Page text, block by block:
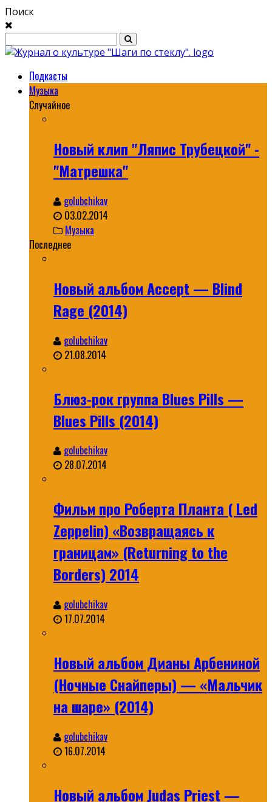
Поиск
Подкасты
Музыка
Случайное
Новый клип "Ляпис Трубецкой" -
"Матрешка"
golubchikav
03.02.2014
Музыка
Последнее
Новый альбом Accept — Blind
Rage (2014)
golubchikav
21.08.2014
Блюз-рок группа Blues Pills —
Blues Pills (2014)
golubchikav
28.07.2014
Фильм про Роберта Планта ( Led
Zeppelin) «Возвращаясь к
границам» (Returning to the
Borders) 2014
golubchikav
17.07.2014
Новый альбом Дианы Арбениной
(Ночные Снайперы) — «Мальчик
на шаре» (2014)
golubchikav
16.07.2014
Новый альбом Judas Priest —